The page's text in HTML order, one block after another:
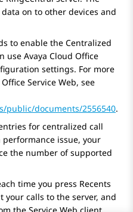
on to other devices and
to enable the Centralized
use Avaya Cloud Office
settings. For more
Office Service Web, see
public/documents/2556540.
for centralized call
issue, your
the number of supported
time you press Recents
your calls to the server, and